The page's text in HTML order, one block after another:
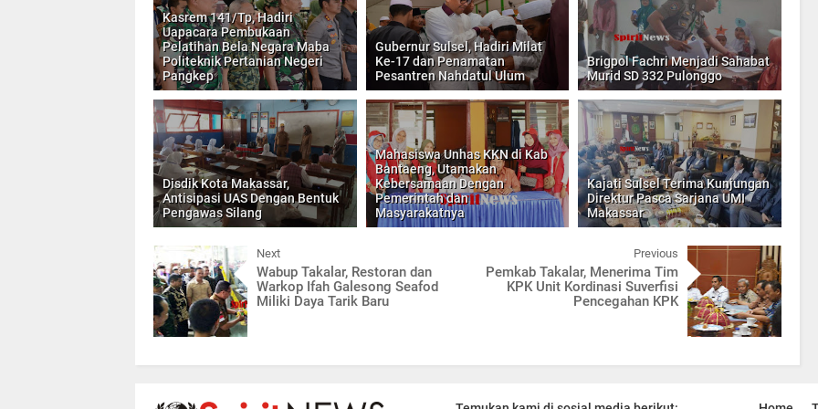
Kasrem 141/Tp, Hadiri
Uapacara Pembukaan
Pelatihan Bela Negara Maba
Politeknik Pertanian Negeri
Pangkep
Gubernur Sulsel, Hadiri Milat
Ke-17 dan Penamatan
Pesantren Nahdatul Ulum
Brigpol Fachri Menjadi Sahabat
Murid SD 332 Pulonggo
Disdik Kota Makassar,
Antisipasi UAS Dengan Bentuk
Pengawas Silang
Mahasiswa Unhas KKN di Kab
Bantaeng, Utamakan
Kebersamaan Dengan
Pemerintah dan
Masyarakatnya
Kajati Sulsel Terima Kunjungan
Direktur Pasca Sarjana UMI
Makassar
Next
Wabup Takalar, Restoran dan
Warkop Ifah Galesong Seafod
Miliki Daya Tarik Baru
Previous
Pemkab Takalar, Menerima Tim
KPK Unit Kordinasi Suverfisi
Pencegahan KPK